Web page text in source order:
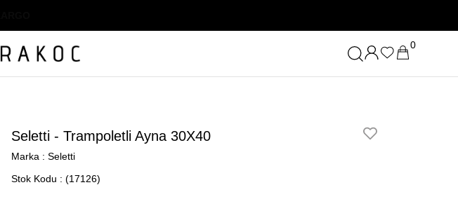
0
Seletti - Trampoletli Ayna 30X40
Marka : Seletti
Stok Kodu
(17126)